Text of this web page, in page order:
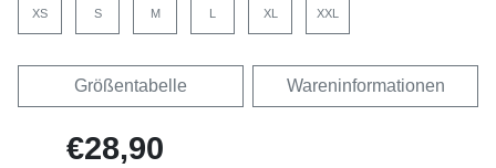
XS S M L XL XXL
Größentabelle Wareninformationen
€28,90